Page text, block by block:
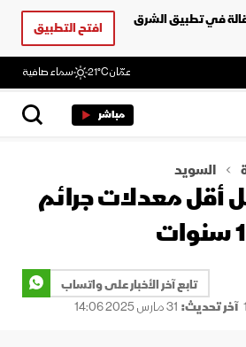
في تطبيق الشرق
افتح التطبيق
عمّان21°C سماء صافية
مباشر
السويد
أقل معدلات جرائم
تابع آخر الأخبار على واتساب
آخر تحديث: 31 مارس 2025 14:06